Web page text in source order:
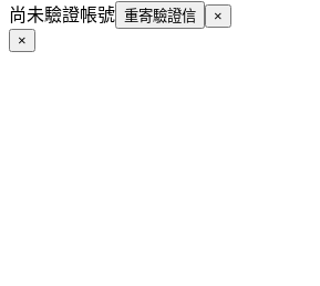
尚未驗證帳號 重寄驗證信
×
×